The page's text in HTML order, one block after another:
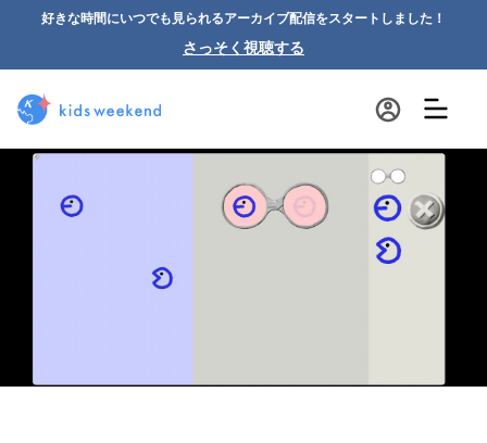
好きな時間にいつでも見られるアーカイブ配信をスタートしました！
さっそく視聴する